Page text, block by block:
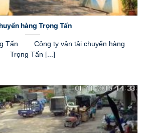
hàng Trọng Tấn
Tấn Công ty vận tải chuyển hàng
Trọng Tấn [...]